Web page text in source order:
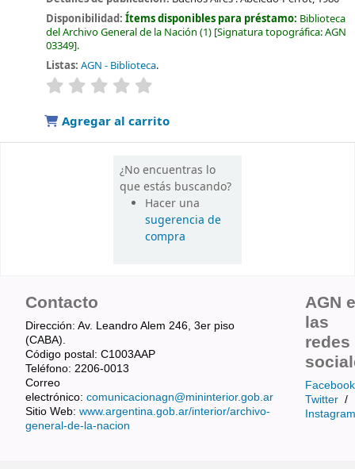
Disponibilidad:Ítems disponibles para préstamo: Biblioteca
del Archivo General de la Nación (1) Signatura topográfica:AGN
03349 .
Listas: AGN - Biblioteca.
valoración
Agregar al carrito
¿No encuentras lo
que estás buscando?
Hacer una
sugerencia de
compra
Contacto
Dirección: Av. Leandro Alem 246, 3er piso
(CABA).
Código postal: C1003AAP
Teléfono: 2206-0013
Correo
electrónico: comunicacionagn@mininterior.gob.ar
Sitio Web: www.argentina.gob.ar/interior/archivo-
general-de-la-nacion
AGN
las
redes
Facebook
Twitter /
Instagram